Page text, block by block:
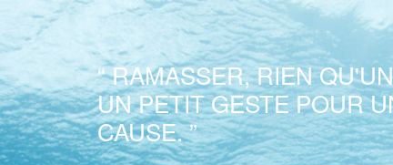
“ RAMASSER, RIEN
UN PETIT GESTE POUR
CAUSE. ”